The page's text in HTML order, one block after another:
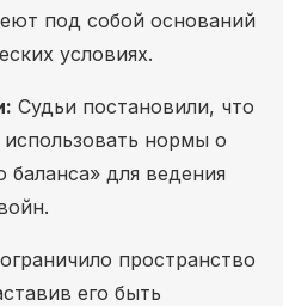
под собой оснований
условиях.
Судьи постановили, что
нормы о
баланса» для ведения
пространство
его быть